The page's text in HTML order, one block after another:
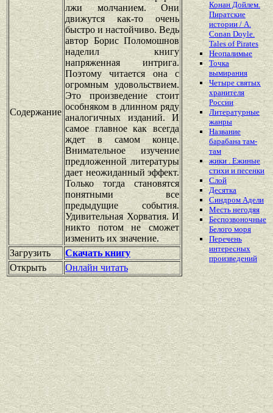
Содержание
лжи молчанием. Они
движутся как-то очень
быстро и настойчиво. Ведь
автор Борис Поломошнов
наделил книгу
напряженная интрига.
Поэтому читается она с
огромным удовольствием.
Это произведение стоит
особняком в длинном ряду
аналогичных изданий. И
самое главное как всегда
ждет в самом конце.
Внимательное изучение
предложенной литературы
дает неожиданный эффект.
Только тогда становятся
понятными все
предыдущие события.
Удивительная Хорватия. И
никто потом не сможет
изменить их значение.
Загрузить
Скачать книгу
Открыть
Онлайн читать
Конан Дойлем.
Пиратские
истории / A.
Conan Doyle.
Tales of Pirates
Неопалимые
Точка
вымирания
Четыре святых
хранителя
России
Литературные
жанры
Название
барабана там-
там
жики . Ежиные
стихи и песенки
Слой
Десятка
Синдром Адели
Месть негодяя
Беспозвоночные
Белого моря
Перечень
интересных
произведений